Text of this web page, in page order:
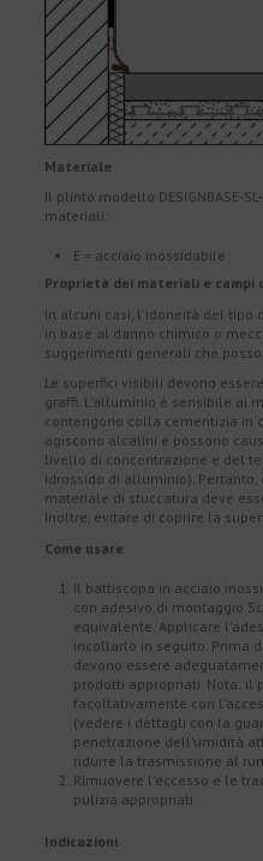
Materiale
Il plinto modello DESIGNBASE-
materiali:
E = acciaio inossidabile
Proprietà dei materiali e campi
In alcuni casi, l'idoneità del tipo
in base al danno chimico o
suggerimenti generali che
Le superfici visibili devono
graffi. L'alluminio è sensibile ai
contengono colla cementizia in
agiscono alcalini e possono
livello di concentrazione e del
idrossido di alluminio).
materiale di stuccatura deve
Inoltre, evitare di coprire la
Come usare
Il battiscopa in acciaio
con adesivo di montaggio
equivalente. Applicare
incollarlo in seguito. Prima
devono essere
prodotti appropriati. Nota: il
facoltativamente con
(vedere i dettagli con la
penetrazione dell'umidità
ridurre la trasmissione al
Rimuovere l'eccesso e le
pulizia appropriati.
Indicazioni